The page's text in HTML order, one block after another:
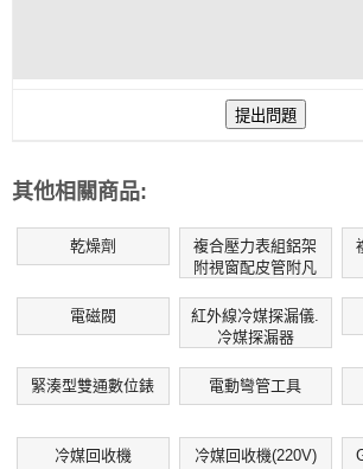
其他相關商品:
乾燥劑
複合壓力表組鋁架
附視窗配皮管附凡
電磁閥
紅外線冷媒探漏儀.
冷媒探漏器
緊湊型雙通數位錶 電動彎管工具
冷媒回收機 冷媒回收機(220V)